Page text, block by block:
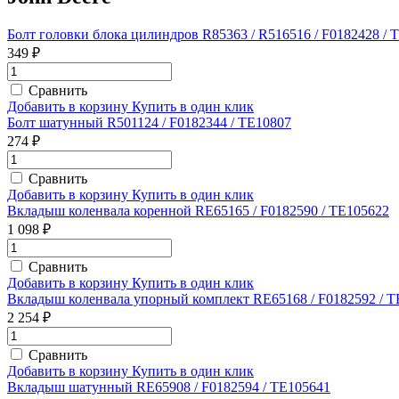
Болт головки блока цилиндров R85363 / R516516 / F0182428 /
349 ₽
Сравнить
Добавить в корзину Купить в один клик
Болт шатунный R501124 / F0182344 / TE10807
274 ₽
Сравнить
Добавить в корзину Купить в один клик
Вкладыш коленвала коренной RE65165 / F0182590 / TE105622
1 098 ₽
Сравнить
Добавить в корзину Купить в один клик
Вкладыш коленвала упорный комплект RE65168 / F0182592 /
2 254 ₽
Сравнить
Добавить в корзину Купить в один клик
Вкладыш шатунный RE65908 / F0182594 / TE105641